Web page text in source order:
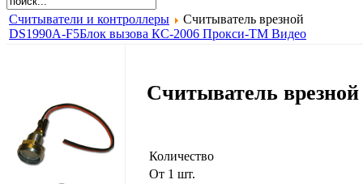
Считыватели и контроллеры
Считыватель врезной
DS1990A-F5Блок вызова КС-2006 Прокси-ТМ Видео
Считыватель врезной
Количество
От 1 шт.